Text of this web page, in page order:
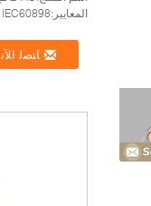
المعايير:CE CB IEC60898